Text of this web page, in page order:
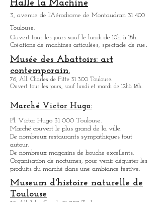
13, rue de la Pleau 31 000 Toulouse
Ouvert du mardi au vendredi de 10h à 18h..
Halle la Machine
3, avenue de l'Aérodrome de Montaudran 31 400
Ouvert tous les jours sauf le lundi de 10h à 18h.
Créations de machines articulées, spectacle de rue
Musée des Abattoirs: art
76, All. Charles de Fitte 31 300 Toulouse.
Ouvert tous les jours, sauf lundi et mardi de 12hà 18h.
Marché Victor Hugo:
Pl. Victor Hugo 31 000 Toulouse.
Marché couvert le plus grand de la ville.
De nombreux restaurants sympathiquestout
autour.
De nombreux magasins de bouche excellents.
Organisation de nocturnes, pour venir déguster les
produits du marché dans une ambiance festive.